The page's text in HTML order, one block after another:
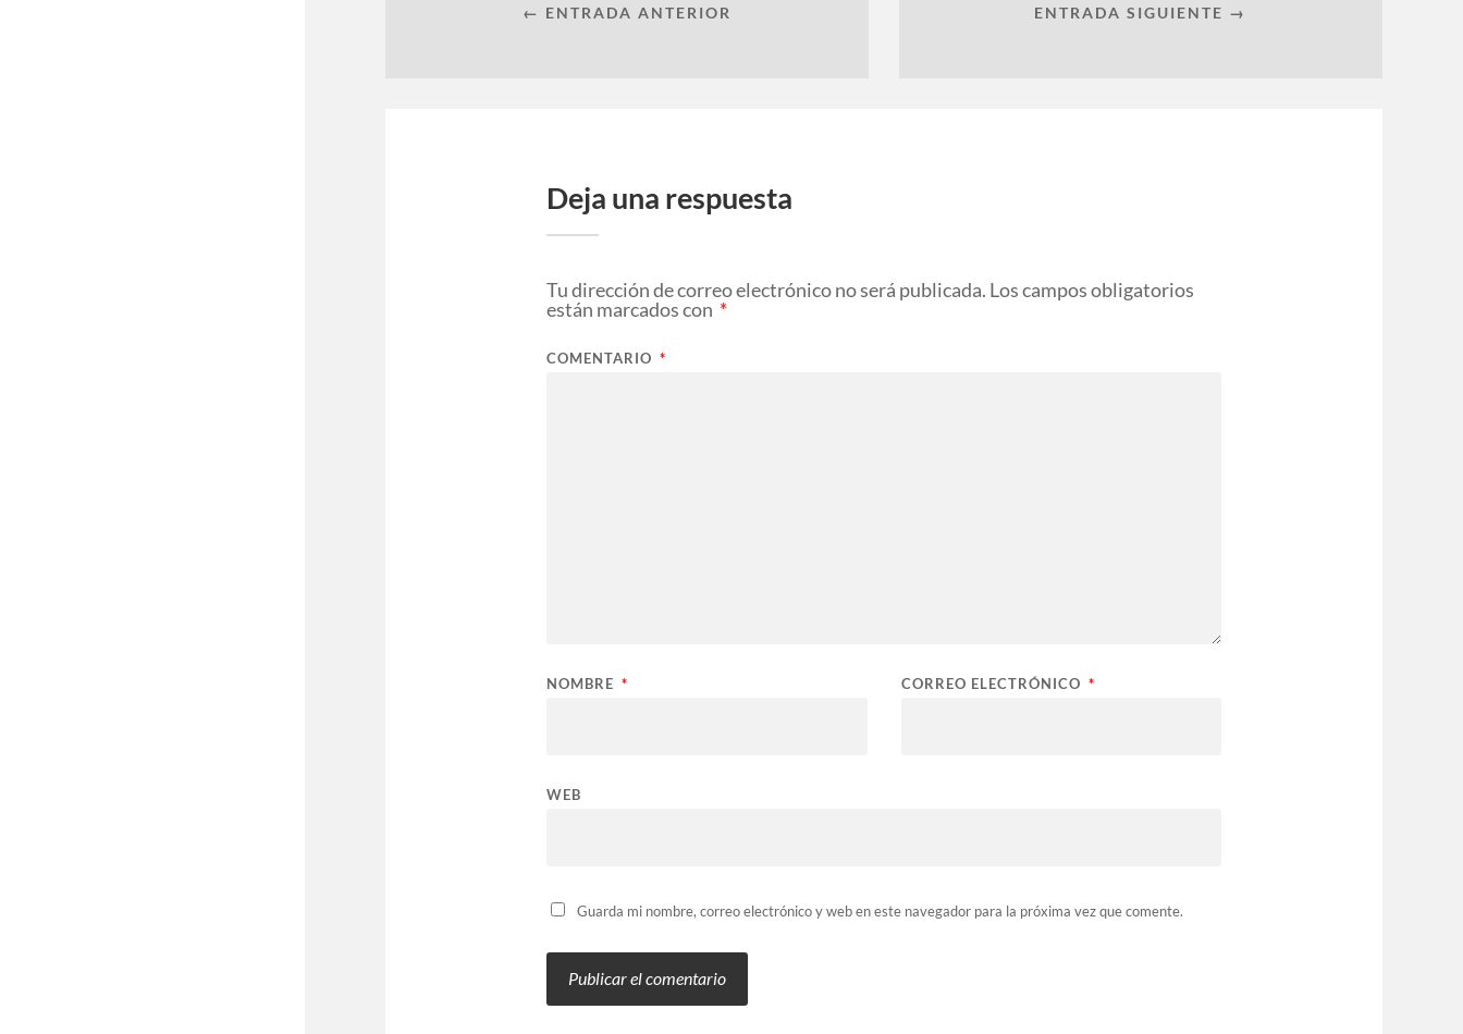
← ENTRADA ANTERIOR ENTRADA SIGUIENTE →
Deja una respuesta
Tu dirección de correo electrónico no será publicada. Los campos obligatorios
están marcados con *
COMENTARIO *
NOMBRE * CORREO ELECTRÓNICO *
WEB
Guarda mi nombre, correo electrónico y web en este navegador para la próxima vez que comente.